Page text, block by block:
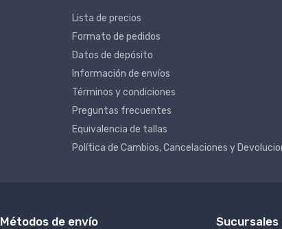
Lista de precios
Formato de pedidos
Datos de depósito
Información de envíos
Términos y condiciones
Preguntas frecuentes
Equivalencia de tallas
Política de Cambios, Cancelaciones y
Métodos de envío Sucursales